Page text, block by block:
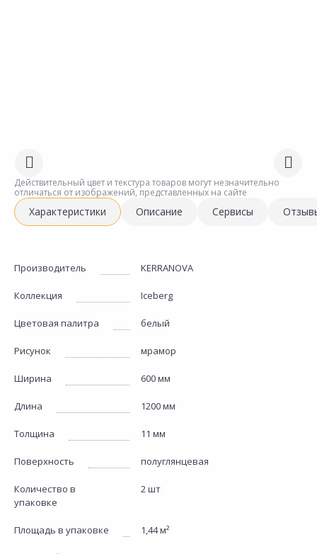
Действительный цвет и текстура товаров могут незначительно
отличаться от изображений, представленных на сайте
Характеристики Описание Сервисы
Производитель KERRANOVA
Коллекция Iceberg
Цветовая палитра белый
Рисунок мрамор
Ширина 600 мм
Длина 1200 мм
Толщина 11 мм
Поверхность полуглянцевая
Количество в
упаковке
2 шт
Площадь в упаковке 1,44 м²